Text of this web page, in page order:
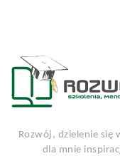
Rozwój, dzielenie się
dla mnie